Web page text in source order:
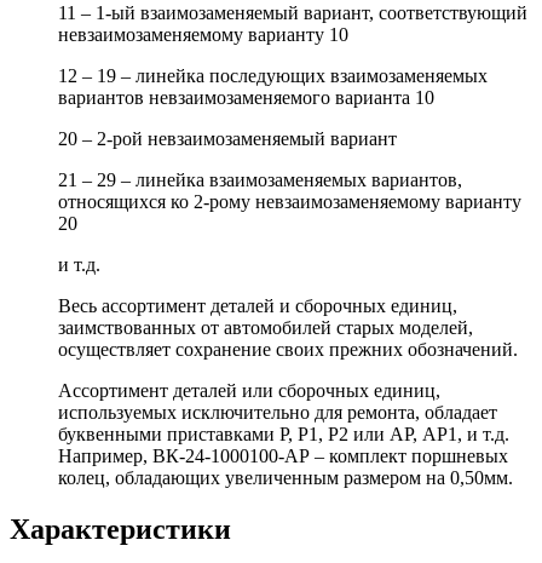
11 – 1-ый взаимозаменяемый вариант, соответствующий
невзаимозаменяемому варианту 10
12 – 19 – линейка последующих взаимозаменяемых
вариантов невзаимозаменяемого варианта 10
20 – 2-рой невзаимозаменяемый вариант
21 – 29 – линейка взаимозаменяемых вариантов,
относящихся ко 2-рому невзаимозаменяемому варианту
20
и т.д.
Весь ассортимент деталей и сборочных единиц,
заимствованных от автомобилей старых моделей,
осуществляет сохранение своих прежних обозначений.
Ассортимент деталей или сборочных единиц,
используемых исключительно для ремонта, обладает
буквенными приставками Р, Р1, Р2 или АР, АР1, и т.д.
Например, ВК-24-1000100-АР – комплект поршневых
колец, обладающих увеличенным размером на 0,50мм.
Характеристики